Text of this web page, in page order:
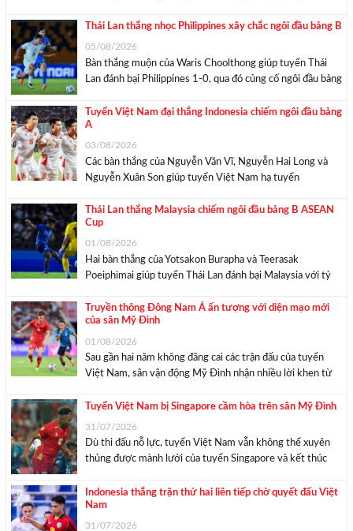
“Tuyển Campuchia không có nhiều cơ hội để gặp một đội
mạnh như Việt ...
Thái Lan thắng nhọc Philippines xây chắc ngôi đầu bảng B
05/08/2026
Bàn thắng muộn của Waris Choolthong giúp tuyển Thái
Lan đánh bại Philippines 1-0, qua đó củng cố ngôi đầu bảng
thuộc lượt trận thứ ba bảng B ASEAN Cup 2026, dù phải
...
Tuyển Việt Nam đại thắng Indonesia chiếm ngôi đầu bảng
A
03/08/2026
Các bàn thắng của Nguyễn Văn Vĩ, Nguyễn Hai Long và
Nguyễn Xuân Son giúp tuyển Việt Nam hạ tuyển
Cup 2026. Sau khi bị Singapore cầm hòa hôm 31/7, tuyển
Việt Nam ...
Thái Lan thắng Malaysia chiếm ngôi đầu bảng B ASEAN
Cup
01/08/2026
Hai bàn thắng của Yotsakon Burapha và Teerasak
Poeiphimai giúp tuyển Thái Lan đánh bại Malaysia với tỷ
Thái Lan bước vào trận gặp Malaysia thuộc Vòng bảng
ASEAN Cup 2026 lúc 20h ngày ...
Truyền thông Đông Nam Á ấn tượng với diện mạo mới
của sân Mỹ Đình
01/08/2026
Sau gần hai năm không đăng cai các trận đấu của tuyển
Việt Nam, sân vận động Mỹ Đình nhận nhiều lời khen từ
tạo. “Sân Mỹ Đình lột xác ngoạn mục, bạn ...
Tuyển Việt Nam bị Singapore cầm hòa trên sân Mỹ Đình
31/07/2026
Dù thi đấu nỗ lực, tuyển Việt Nam vẫn không thể xuyên
thủng được mành lưới của tuyển Singapore và kết thúc
mộ trên sân Mỹ Đình giúp tuyển Việt Nam ...
Indonesia thắng trận thứ hai liên tiếp chờ quyết đấu Việt
Nam
31/07/2026